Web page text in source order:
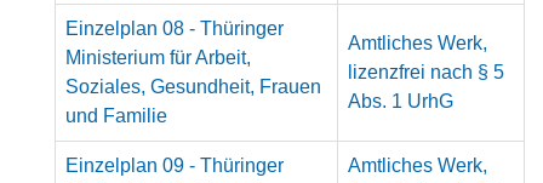
Einzelplan 08 - Thüringer
Ministerium für Arbeit,
Soziales, Gesundheit, Frauen
und Familie
Amtliches Werk,
lizenzfrei nach § 5
Abs. 1 UrhG
Einzelplan 09 - Thüringer
Amtliches Werk,